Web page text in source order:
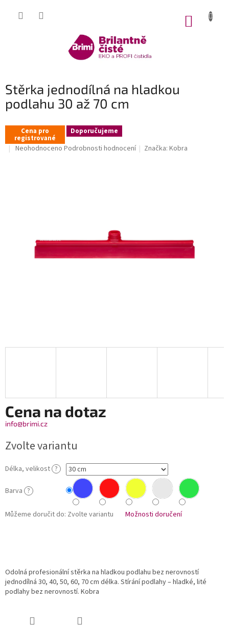
Stěrka jednodílná na hladkou
podlahu 30 až 70 cm
Cena pro
registrované
Doporučujeme
Průměrné
Neohodnoceno Podrobnosti hodnocení Značka:Kobra
Cena na dotaz
info@brimi.cz
Zvolte variantu
Délka, velikost ?
Barva ?
Můžeme doručit do: Zvolte variantu Možnosti doručení
Odolná profesionální stěrka na hladkou podlahu bez nerovností
jednodílná 30, 40, 50, 60, 70 cm délka. Stírání podlahy – hladké, lité
podlahy bez nerovností. Kobra